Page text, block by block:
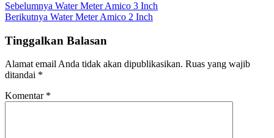
Navigasi
pos
Pos
Sebelumnya
Sebelumnya Water Meter Amico 3 Inch
Pos
Berikutnya Water Meter Amico 2 Inch
Tinggalkan Balasan
Alamat email Anda tidak akan dipublikasikan. Ruas yang wajib
ditandai *
Komentar *